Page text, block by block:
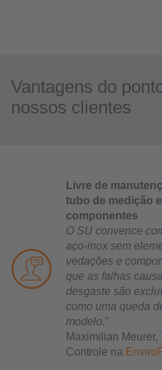
Vantagens do
nossos clientes
Livre de
tubo de medição
componentes
O SU convence
aço-inox sem
vedações e
que as falhas
desgaste são
como uma queda
modelo."
Maximilian
Controle na